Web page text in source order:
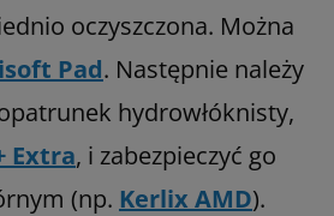
oczyszczona. Można
Pad. Następnie należy
hydrowłóknisty,
Extra, i zabezpieczyć go
(np. Kerlix AMD).